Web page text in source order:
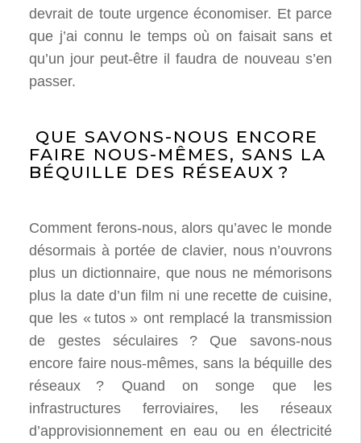
devrait de toute urgence économiser. Et parce
que j’ai connu le temps où on faisait sans et
qu’un jour peut-être il faudra de nouveau s’en
passer.
QUE SAVONS-NOUS ENCORE
FAIRE NOUS-MÊMES, SANS LA
BÉQUILLE DES RÉSEAUX ?
Comment ferons-nous, alors qu’avec le monde
désormais à portée de clavier, nous n’ouvrons
plus un dictionnaire, que nous ne mémorisons
plus la date d’un film ni une recette de cuisine,
que les « tutos » ont remplacé la transmission
de gestes séculaires
? Que savons-nous
encore faire nous-mêmes, sans la béquille des
réseaux
? Quand on songe que les
infrastructures ferroviaires, les réseaux
d’approvisionnement en eau ou en électricité